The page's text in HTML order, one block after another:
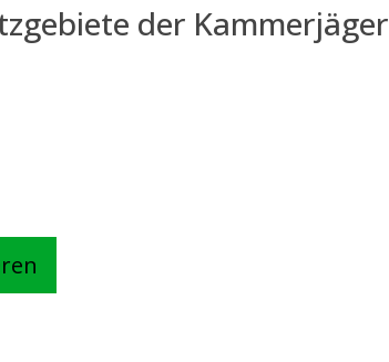
der Kammerjäger